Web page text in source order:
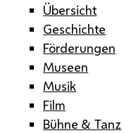
Übersicht
Geschichte
Förderungen
Museen
Musik
Film
Bühne & Tanz